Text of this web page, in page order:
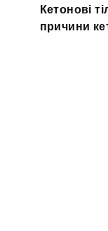
Кетонові
причини